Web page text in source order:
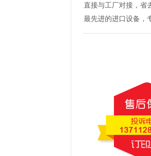
直接与工厂对接，省
最先进的进口设备，